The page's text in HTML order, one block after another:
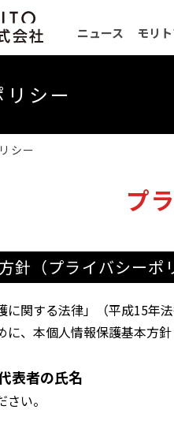
ニュース モリ
シー
シー
プ
針 （プライバシーポ
に関する法律」（平成15年
、本個人情報保護基本方
表者の氏名
い。